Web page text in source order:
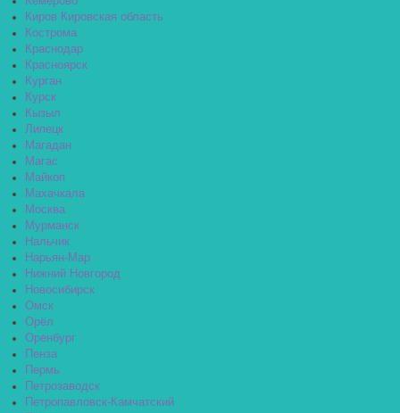
Киров Кировская область
Кострома
Краснодар
Красноярск
Курган
Курск
Кызыл
Липецк
Магадан
Магас
Майкоп
Махачкала
Москва
Мурманск
Нальчик
Нарьян-Мар
Нижний Новгород
Новосибирск
Омск
Орёл
Оренбург
Пенза
Пермь
Петрозаводск
Петропавловск-Камчатский